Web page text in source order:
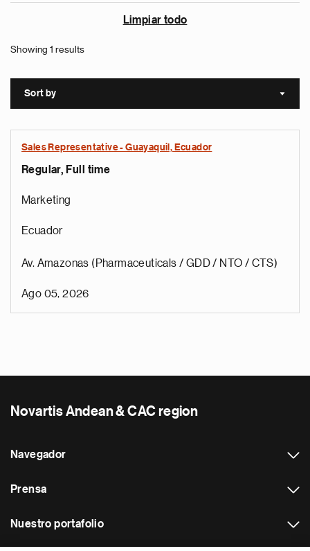
Limpiar todo
Showing 1 results
Sort by Sort
Sales Representative - Guayaquil, Ecuador
Regular, Full time
Marketing
Ecuador
Av. Amazonas (Pharmaceuticals / GDD / NTO / CTS)
Ago 05, 2026
Novartis Andean & CAC region
Navegador
Prensa
Nuestro portafolio